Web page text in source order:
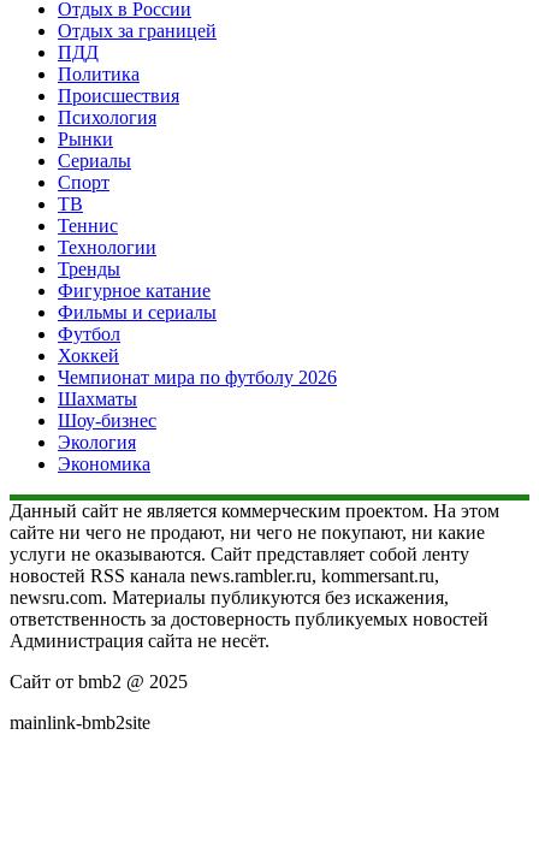
Отдых в России
Отдых за границей
ПДД
Политика
Происшествия
Психология
Рынки
Сериалы
Спорт
ТВ
Теннис
Технологии
Тренды
Фигурное катание
Фильмы и сериалы
Футбол
Хоккей
Чемпионат мира по футболу 2026
Шахматы
Шоу-бизнес
Экология
Экономика
Данный сайт не является коммерческим проектом. На этом
сайте ни чего не продают, ни чего не покупают, ни какие
услуги не оказываются. Сайт представляет собой ленту
новостей RSS канала news.rambler.ru, kommersant.ru,
newsru.com. Материалы публикуются без искажения,
ответственность за достоверность публикуемых новостей
Администрация сайта не несёт.
Сайт от bmb2 @ 2025
mainlink-bmb2site